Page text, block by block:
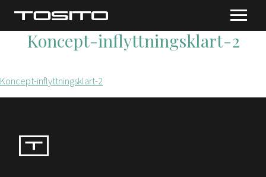
Koncept-inflyttningsklart-2
Koncept-inflyttningsklart-2